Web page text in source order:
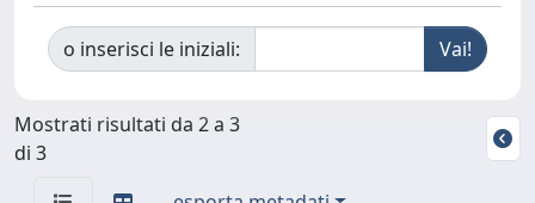
o inserisci le iniziali:
Mostrati risultati da 2 a 3
di 3